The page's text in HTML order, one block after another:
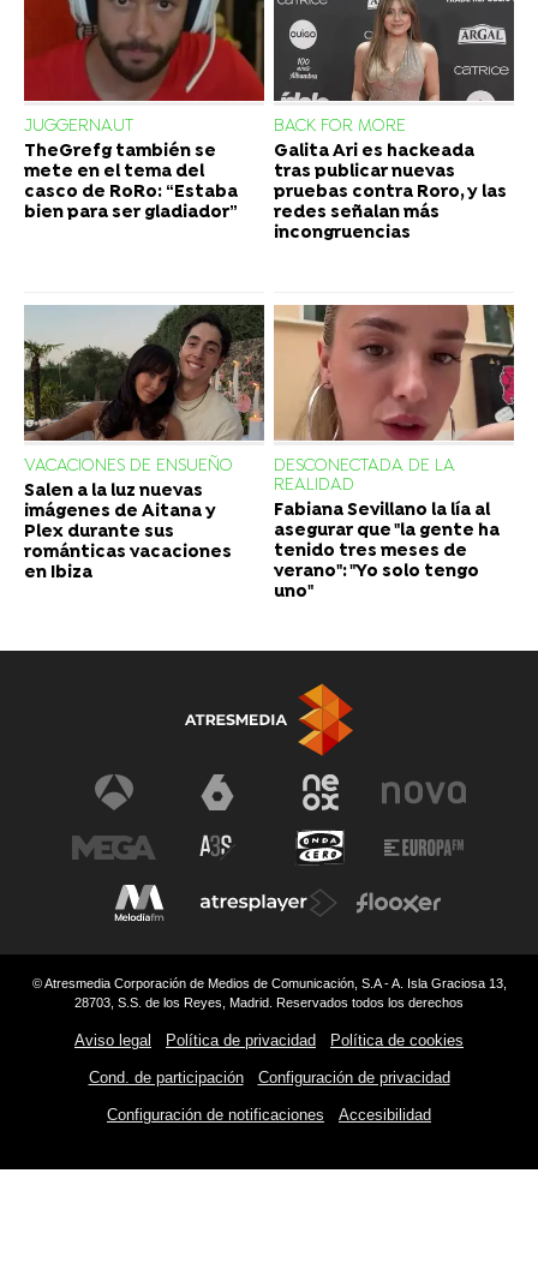
JUGGERNAUT
TheGrefg también se
mete en el tema del
casco de RoRo: “Estaba
bien para ser gladiador”
BACK FOR MORE
Galita Ari es hackeada
tras publicar nuevas
pruebas contra Roro, y las
redes señalan más
incongruencias
VACACIONES DE ENSUEÑO
Salen a la luz nuevas
imágenes de Aitana y
Plex durante sus
románticas vacaciones
en Ibiza
DESCONECTADA DE LA
REALIDAD
Fabiana Sevillano la lía al
asegurar que "la gente ha
tenido tres meses de
verano": "Yo solo tengo
uno"
© Atresmedia Corporación de Medios de Comunicación, S.A - A. Isla Graciosa 13,
28703, S.S. de los Reyes, Madrid. Reservados todos los derechos
Aviso legal Política de privacidad Política de cookies
Cond. de participación Configuración de privacidad
Configuración de notificaciones Accesibilidad